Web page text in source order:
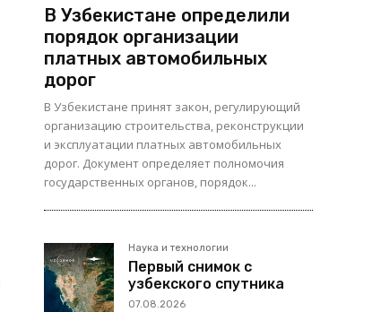
В Узбекистане определили
порядок организации
платных автомобильных
дорог
В Узбекистане принят закон, регулирующий
организацию строительства, реконструкции
и эксплуатации платных автомобильных
дорог. Документ определяет полномочия
государственных органов, порядок...
Наука и технологии
Первый снимок с
узбекского спутника
07.08.2026